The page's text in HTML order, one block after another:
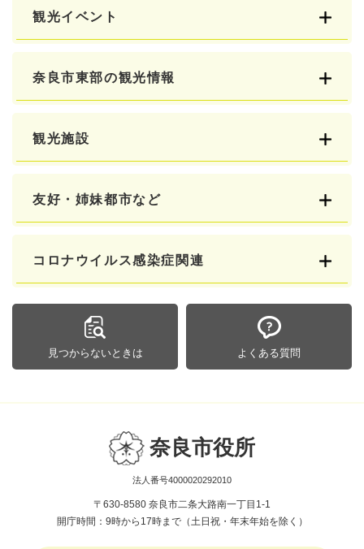
観光イベント
奈良市東部の観光情報
観光施設
友好・姉妹都市など
コロナウイルス感染症関連
見つからないときは よくある質問
奈良市役所
法人番号4000020292010
〒630-8580 奈良市二条大路南一丁目1-1
開庁時間：9時から17時まで（土日祝・年末年始を除く）